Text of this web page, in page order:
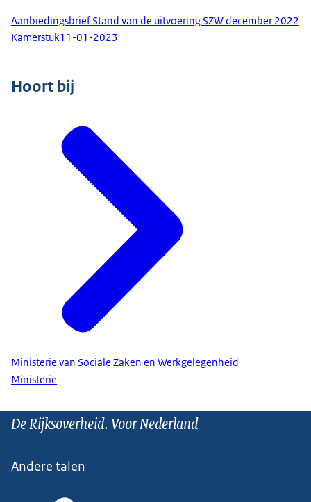
Aanbiedingsbrief Stand van de uitvoering SZW december 2022
Kamerstuk11-01-2023
Hoort bij
Ministerie van Sociale Zaken en Werkgelegenheid
Ministerie
De Rijksoverheid. Voor Nederland
Andere talen